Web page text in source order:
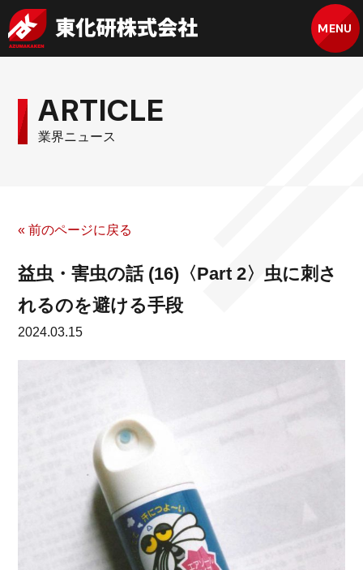
MENU
ARTICLE
業界ニュース
« 前のページに戻る
益虫・害虫の話 (16)〈Part 2〉虫に刺さ
れるのを避ける手段
2024.03.15